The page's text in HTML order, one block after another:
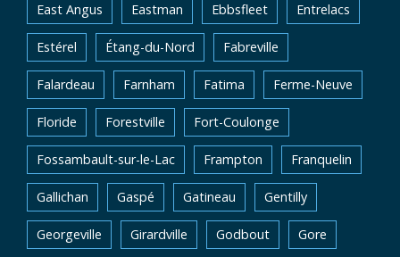
East Angus Eastman Ebbsfleet Entrelacs
Estérel Étang-du-Nord Fabreville
Falardeau Farnham Fatima Ferme-Neuve
Floride Forestville Fort-Coulonge
Fossambault-sur-le-Lac Frampton Franquelin
Gallichan Gaspé Gatineau Gentilly
Georgeville Girardville Godbout Gore